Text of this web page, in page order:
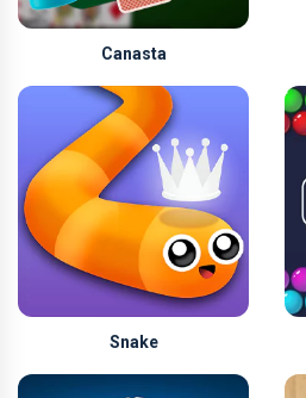
Canasta
Snake